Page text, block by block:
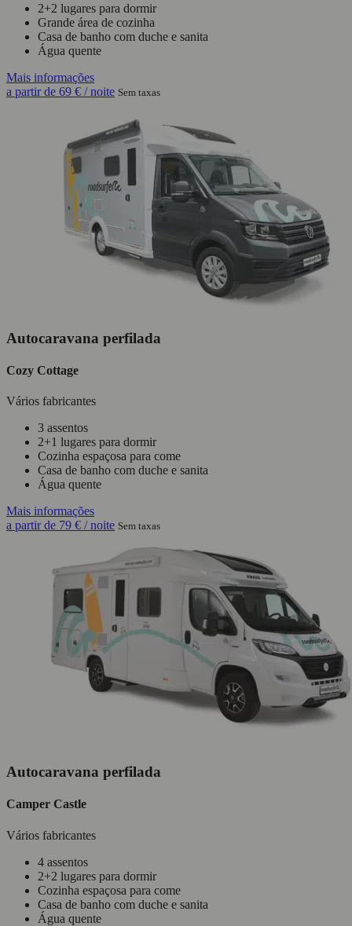
2+2 lugares para dormir
Grande área de cozinha
Casa de banho com duche e sanita
Água quente
Mais informações
a partir de 69 € / noite Sem taxas
Autocaravana perfilada
Cozy Cottage
Vários fabricantes
3 assentos
2+1 lugares para dormir
Cozinha espaçosa para come
Casa de banho com duche e sanita
Água quente
Mais informações
a partir de 79 € / noite Sem taxas
Autocaravana perfilada
Camper Castle
Vários fabricantes
4 assentos
2+2 lugares para dormir
Cozinha espaçosa para come
Casa de banho com duche e sanita
Água quente